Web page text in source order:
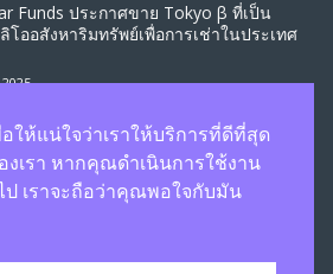
Funds ประกาศขาย Tokyo β ที่เป็น
โออสังหาริมทรัพย์เพื่อการเช่าในประเทศ
อให้แน่ใจว่าเราให้บริการที่ดีที่สุด
งเรา หากคุณดำเนินการใช้งาน
ป เราจะถือว่าคุณพอใจกับมัน